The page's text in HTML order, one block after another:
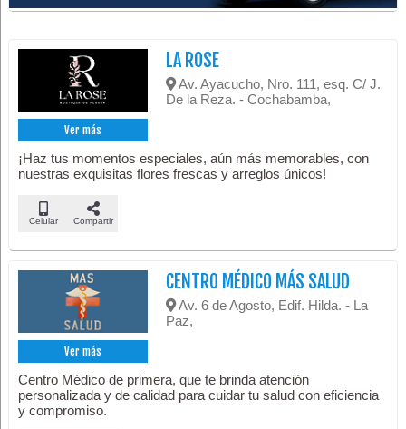
Ver más
LA ROSE
Av. Ayacucho, Nro. 111, esq. C/ J.
De la Reza. - Cochabamba,
¡Haz tus momentos especiales, aún más memorables, con
nuestras exquisitas flores frescas y arreglos únicos!
Celular Compartir
Ver más
CENTRO MÉDICO MÁS SALUD
Av. 6 de Agosto, Edif. Hilda. - La
Paz,
Centro Médico de primera, que te brinda atención
personalizada y de calidad para cuidar tu salud con eficiencia
y compromiso.